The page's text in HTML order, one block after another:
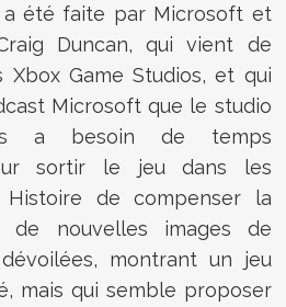
été faite par Microsoft et
Duncan, qui vient de
Game Studios, et qui
Microsoft que le studio
a besoin de temps
sortir le jeu dans les
Histoire de compenser la
de nouvelles images de
montrant un jeu
mais qui semble proposer